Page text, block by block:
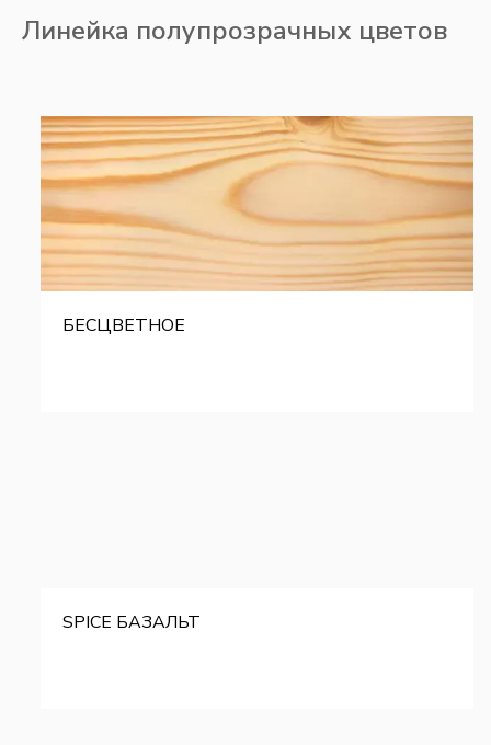
Линейка полупрозрачных цветов
БЕСЦВЕТНОЕ
SPICE БАЗАЛЬТ